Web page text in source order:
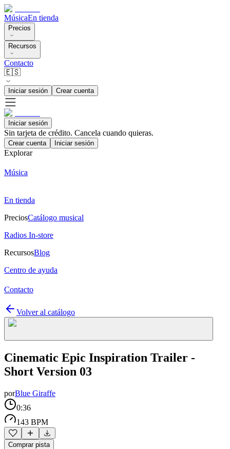
MúsicaEn tienda
Precios
Recursos
Contacto
🇪🇸
Iniciar sesión Crear cuenta
Iniciar sesión
Sin tarjeta de crédito. Cancela cuando quieras.
Crear cuenta Iniciar sesión
Explorar
Música
En tienda
PreciosCatálogo musical
Radios In-store
RecursosBlog
Centro de ayuda
Contacto
Volver al catálogo
Cinematic Epic Inspiration Trailer -
Short Version 03
porBlue Giraffe
0:36
143 BPM
Comprar pista